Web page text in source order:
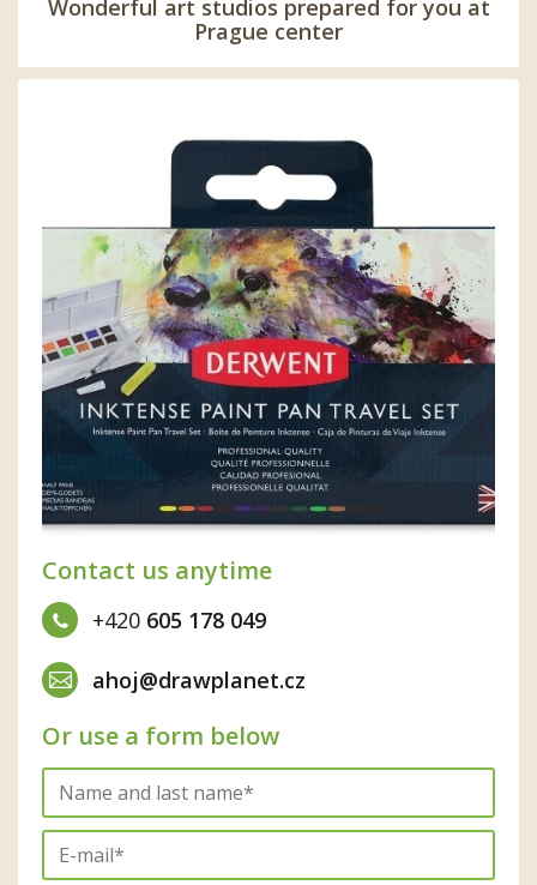
Wonderful art studios prepared for you at
Prague center
Contact us anytime
+420 605 178 049
ahoj@drawplanet.cz
Or use a form below